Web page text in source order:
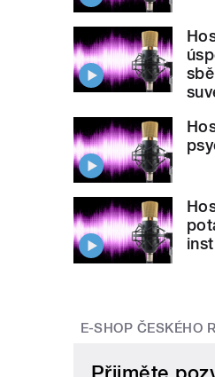
E-SHOP ČESKÉHO